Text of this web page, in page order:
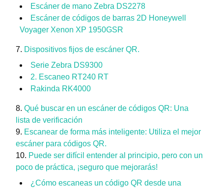
Escáner de mano Zebra DS2278
Escáner de códigos de barras 2D Honeywell
Voyager Xenon XP 1950GSR
Dispositivos fijos de escáner QR.
Serie Zebra DS9300
2. Escaneo RT240 RT
Rakinda RK4000
Qué buscar en un escáner de códigos QR: Una
lista de verificación
Escanear de forma más inteligente: Utiliza el mejor
escáner para códigos QR.
Puede ser difícil entender al principio, pero con un
poco de práctica, ¡seguro que mejorarás!
¿Cómo escaneas un código QR desde una